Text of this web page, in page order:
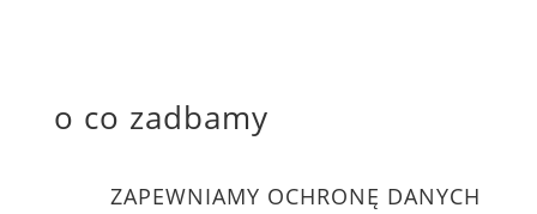
o co zadbamy
ZAPEWNIAMY OCHRONĘ DANYCH